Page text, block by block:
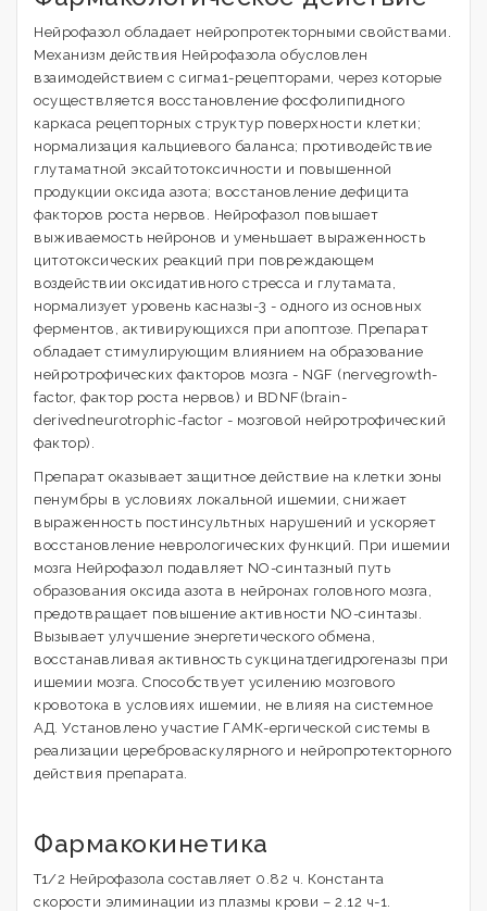
Нейрофазол обладает нейропротекторными свойствами.
Механизм действия Нейрофазола обусловлен
взаимодействием с сигма1-рецепторами, через которые
осуществляется восстановление фосфолипидного
каркаса рецепторных структур поверхности клетки;
нормализация кальциевого баланса; противодействие
глутаматной эксайтотоксичности и повышенной
продукции оксида азота; восстановление дефицита
факторов роста нервов. Нейрофазол повышает
выживаемость нейронов и уменьшает выраженность
цитотоксических реакций при повреждающем
воздействии оксидативного стресса и глутамата,
нормализует уровень касназы-3 - одного из основных
ферментов, активирующихся при апоптозе. Препарат
обладает стимулирующим влиянием на образование
нейротрофических факторов мозга - NGF (nervegrowth-
factor, фактор роста нервов) и BDNF(brain-
derivedneurotrophic-factor - мозговой нейротрофический
фактор).
Препарат оказывает защитное действие на клетки зоны
пенумбры в условиях локальной ишемии, снижает
выраженность постинсультных нарушений и ускоряет
восстановление неврологических функций. При ишемии
мозга Нейрофазол подавляет NO-синтазный путь
образования оксида азота в нейронах головного мозга,
предотвращает повышение активности NO-синтазы.
Вызывает улучшение энергетического обмена,
восстанавливая активность сукцинатдегидрогеназы при
ишемии мозга. Способствует усилению мозгового
кровотока в условиях ишемии, не влияя на системное
АД. Установлено участие ГАМК-ергической системы в
реализации цереброваскулярного и нейропротекторного
действия препарата.
Фармакокинетика
T1/2 Нейрофазола составляет 0.82 ч. Константа
скорости элиминации из плазмы крови – 2.12 ч-1.